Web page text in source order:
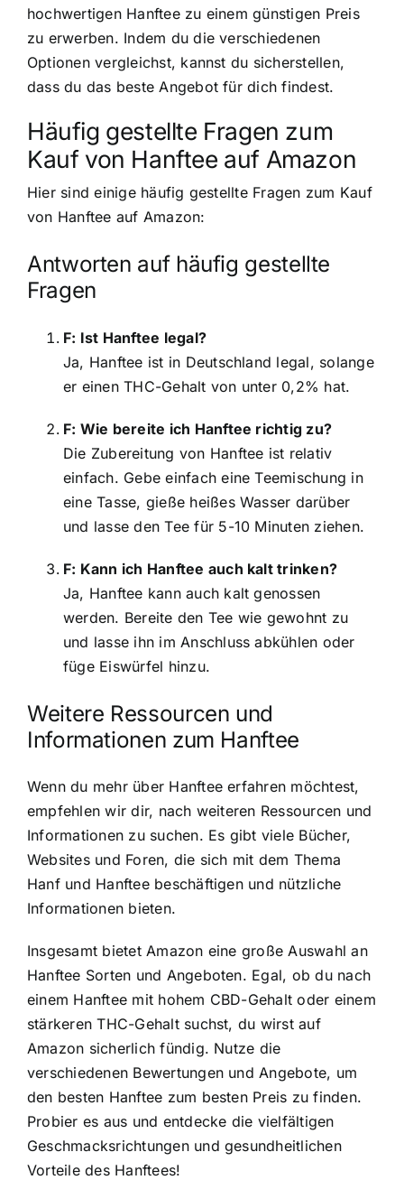
hochwertigen Hanftee zu einem günstigen Preis
zu erwerben. Indem du die verschiedenen
Optionen vergleichst, kannst du sicherstellen,
dass du das beste Angebot für dich findest.
Häufig gestellte Fragen zum
Kauf von Hanftee auf Amazon
Hier sind einige häufig gestellte Fragen zum Kauf
von Hanftee auf Amazon:
Antworten auf häufig gestellte
Fragen
F: Ist Hanftee legal?
Ja, Hanftee ist in Deutschland legal, solange
er einen THC-Gehalt von unter 0,2% hat.
F: Wie bereite ich Hanftee richtig zu?
Die Zubereitung von Hanftee ist relativ
einfach. Gebe einfach eine Teemischung in
eine Tasse, gieße heißes Wasser darüber
und lasse den Tee für 5-10 Minuten ziehen.
F: Kann ich Hanftee auch kalt trinken?
Ja, Hanftee kann auch kalt genossen
werden. Bereite den Tee wie gewohnt zu
und lasse ihn im Anschluss abkühlen oder
füge Eiswürfel hinzu.
Weitere Ressourcen und
Informationen zum Hanftee
Wenn du mehr über Hanftee erfahren möchtest,
empfehlen wir dir, nach weiteren Ressourcen und
Informationen zu suchen. Es gibt viele Bücher,
Websites und Foren, die sich mit dem Thema
Hanf und Hanftee beschäftigen und nützliche
Informationen bieten.
Insgesamt bietet Amazon eine große Auswahl an
Hanftee Sorten und Angeboten. Egal, ob du nach
einem Hanftee mit hohem CBD-Gehalt oder einem
stärkeren THC-Gehalt suchst, du wirst auf
Amazon sicherlich fündig. Nutze die
verschiedenen Bewertungen und Angebote, um
den besten Hanftee zum besten Preis zu finden.
Probier es aus und entdecke die vielfältigen
Geschmacksrichtungen und gesundheitlichen
Vorteile des Hanftees!